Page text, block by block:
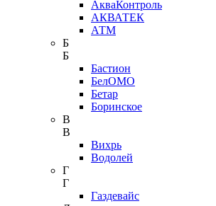
АкваКонтроль
АКВАТЕК
АТМ
Б
Б
Бастион
БелОМО
Бетар
Боринское
В
В
Вихрь
Водолей
Г
Г
Газдевайс